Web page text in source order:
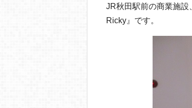
JR秋田駅前の商業施設
Ricky』です。